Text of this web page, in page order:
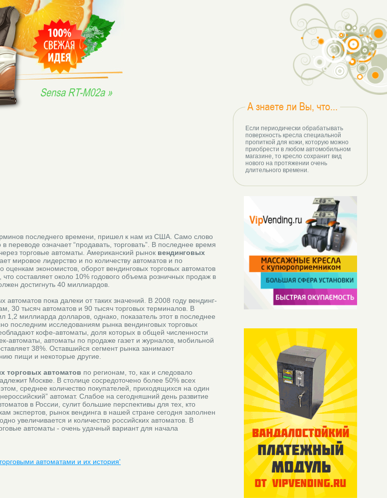
Sensa RT-M02a »
последнего времени, пришел к нам из США. Само слово
в переводе означает “продавать, торговать”. В последнее время
торговые автоматы. Американский рынок вендинговых
мировое лидерство и по количеству автоматов и по
экономистов, оборот вендинговых торговых автоматов
составляет около 10% годового объема розничных продаж в
достигнуть 40 миллиардов.
пока далеки от таких значений. В 2008 году вендинг-
30 тысяч автоматов и 90 тысяч торговых терминалов. В
миллиарда долларов, однако, показатель этот в последнее
последним исследованиям рынка вендинговых торговых
кофе-автоматы, доля которых в общей численности
автоматы, автоматы по продаже газет и журналов, мобильной
38%. Оставшийся сегмент рынка занимают
пищи и некоторые другие.
торговых автоматов по регионам, то, как и следовало
Москве. В столице сосредоточено более 50% всех
среднее количество покупателей, приходящихся на один
автомат. Слабое на сегодняшний день развитие
в России, сулит большие перспективы для тех, кто
экспертов, рынок вендинга в нашей стране сегодня заполнен
увеличивается и количество российских автоматов. В
автоматы - очень удачный вариант для начала
автоматами и их история'
А знаете ли Вы, что...
Если периодически обрабатывать
поверхность кресла специальной
пропиткой для кожи, которую можно
приобрести в любом автомобильном
магазине, то кресло сохранит вид
нового на протяжении очень
длительного времени.